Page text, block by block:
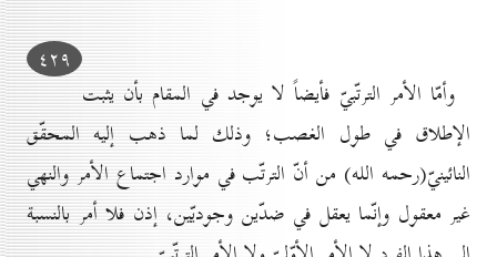
٤۲۹
وأمّا الأمر الترتّبيّ فأيضاً لا يوجد في المقام بأن يثبت
الإطلاق في طول الغصب؛ وذلك لما ذهب إليه المحقّق
النائينيّ(رحمه الله) من أنّ الترتّب في موارد اجتماع الأمر والنهي
غير معقول وإنّما يعقل في ضدّين وجوديّين، إذن فلا أمر بالنسبة